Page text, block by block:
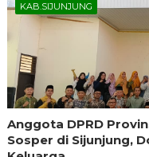
KAB.SIJUNJUNG
Anggota DPRD
Sosper di Sijunjung,